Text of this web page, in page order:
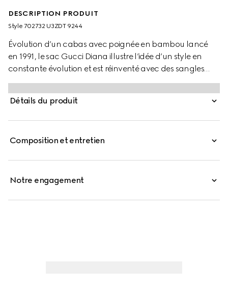
DESCRIPTION PRODUIT
Style ‎702732 U3ZDT 9244
Évolution d’un cabas avec poignée en bambou lancé
en 1991, le sac Gucci Diana illustre l’idée d’un style en
constante évolution et est réinventé avec des sangles
amovibles en cuir fluo, clin d’œil aux dispositifs utilisés
pour conserver la forme des poignées du modèle
d’origine.
Détails du produit
Composition et entretien
Notre engagement